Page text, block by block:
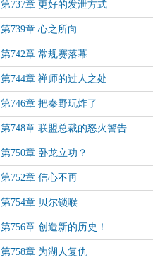
第737章 更好的发泄方式
第739章 心之所向
第742章 常规赛落幕
第744章 禅师的过人之处
第746章 把秦野玩炸了
第748章 联盟总裁的怒火警告
第750章 卧龙立功？
第752章 信心不再
第754章 贝尔锁喉
第756章 创造新的历史！
第758章 为湖人复仇